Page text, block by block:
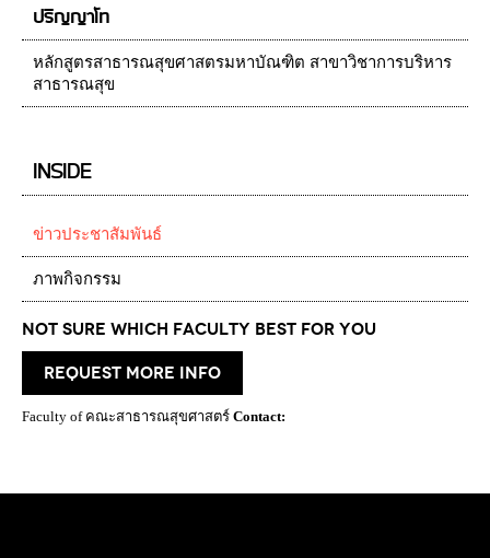
ปริญญาโท
หลักสูตรสาธารณสุขศาสตรมหาบัณฑิต สาขาวิชาการบริหาร
สาธารณสุข
INSIDE
ข่าวประชาสัมพันธ์
ภาพกิจกรรม
Not Sure which Faculty best for you
request more info
Faculty of คณะสาธารณสุขศาสตร์ Contact: